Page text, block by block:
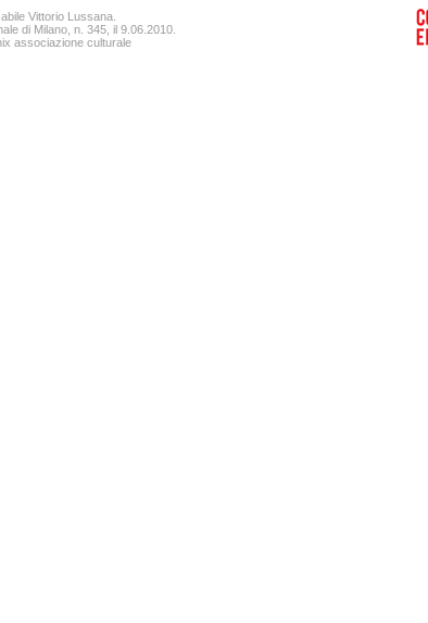
Vittorio Lussana.
di Milano, n. 345, il 9.06.2010.
associazione culturale